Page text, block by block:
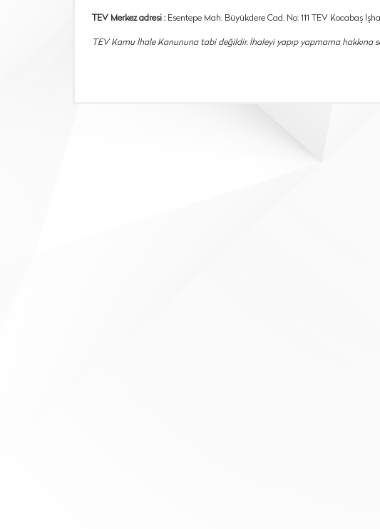
TEV Merkez adresi :Esentepe Mah. Büyükdere Cad. No: 111 TEV Kocabaş
TEV Kamu İhale Kanununa tabi değildir. İhaleyi yapıp yapmama hakkına